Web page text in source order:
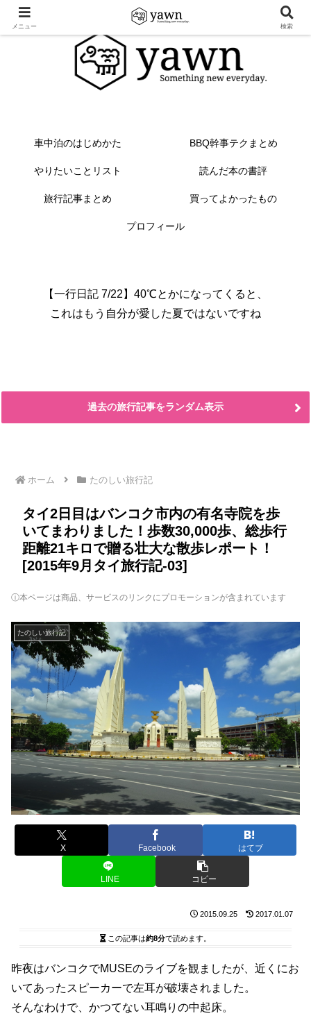
車中泊のはじめかた BBQ幹事テクまとめ
やりたいことリスト 読んだ本の書評
旅行記事まとめ 買ってよかったもの
プロフィール
【一行日記 7/22】40℃とかになってくると、
これはもう自分が愛した夏ではないですね
過去の旅行記事をランダム表示
ホーム たのしい旅行記
タイ2日目はバンコク市内の有名寺院を歩
いてまわりました！歩数30,000歩、総歩行
距離21キロで贈る壮大な散歩レポート！
[2015年9月タイ旅行記-03]
ⓘ本ページは商品、サービスのリンクにプロモーションが含まれています
たのしい旅行記
X Facebook はてブ
LINE コピー
2015.09.25 2017.01.07
この記事は約8分で読めます。
昨夜はバンコクでMUSEのライブを観ましたが、近くにお
いてあったスピーカーで左耳が破壊されました。
そんなわけで、かつてない耳鳴りの中起床。
メニュー 検索